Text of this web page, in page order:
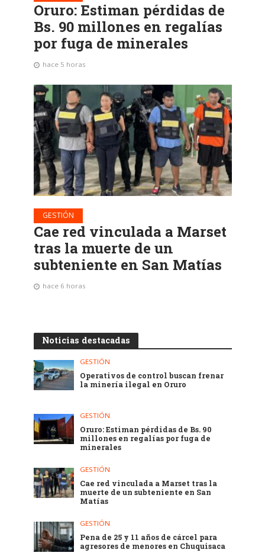
Oruro: Estiman pérdidas de
Bs. 90 millones en regalías
por fuga de minerales
hace 5 horas
GESTIÓN
Cae red vinculada a Marset
tras la muerte de un
subteniente en San Matías
hace 6 horas
Noticias destacadas
GESTIÓN
Operativos de control buscan frenar
la minería ilegal en Oruro
GESTIÓN
Oruro: Estiman pérdidas de Bs. 90
millones en regalías por fuga de
minerales
GESTIÓN
Cae red vinculada a Marset tras la
muerte de un subteniente en San
Matías
GESTIÓN
Pena de 25 y 11 años de cárcel para
agresores de menores en Chuquisaca